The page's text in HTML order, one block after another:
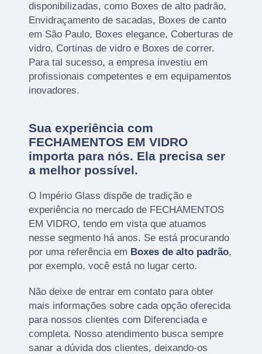
disponibilizadas, como Boxes de alto padrão,
Envidraçamento de sacadas, Boxes de canto
em São Paulo, Boxes elegance, Coberturas de
vidro, Cortinas de vidro e Boxes de correr.
Para tal sucesso, a empresa investiu em
profissionais competentes e em equipamentos
inovadores.
Sua experiência com
FECHAMENTOS EM VIDRO
importa para nós. Ela precisa ser
a melhor possível.
O Império Glass dispõe de tradição e
experiência no mercado de FECHAMENTOS
EM VIDRO, tendo em vista que atuamos
nesse segmento há anos. Se está procurando
por uma referência em Boxes de alto padrão,
por exemplo, você está no lugar certo.
Não deixe de entrar em contato para obter
mais informações sobre cada opção oferecida
para nossos clientes com Diferenciada e
completa. Nosso atendimento busca sempre
sanar a dúvida dos clientes, deixando-os